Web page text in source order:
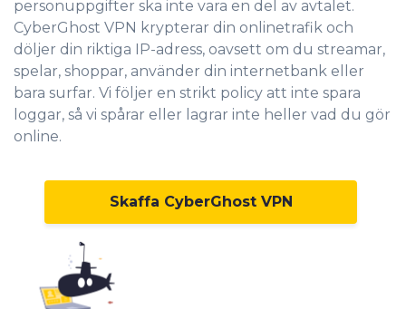
personuppgifter ska inte vara en del av avtalet.
CyberGhost VPN krypterar din onlinetrafik och
döljer din riktiga IP-adress, oavsett om du streamar,
spelar, shoppar, använder din internetbank eller
bara surfar. Vi följer en strikt policy att inte spara
loggar, så vi spårar eller lagrar inte heller vad du gör
online.
Skaffa CyberGhost VPN